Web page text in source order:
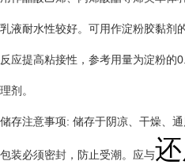
乳液耐水性较好。可用作淀粉胶黏剂
反应提高粘接性，参考用量为淀粉的
理剂。
储存注意事项: 储存于阴凉、干燥、
包装必须密封，防止受潮。应与